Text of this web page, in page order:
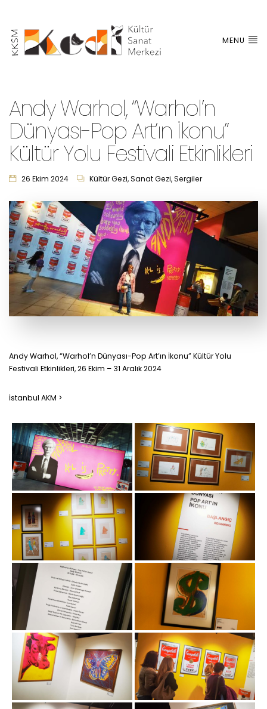
MENU
Andy Warhol, “Warhol’n
Dünyası-Pop Art’ın İkonu”
Kültür Yolu Festivali Etkinlikleri
26 Ekim 2024 Kültür Gezi,Sanat Gezi,Sergiler
Andy Warhol, “Warhol’n Dünyası-Pop Art’ın İkonu” Kültür Yolu
Festivali Etkinlikleri, 26 Ekim – 31 Aralık 2024
İstanbul AKM >